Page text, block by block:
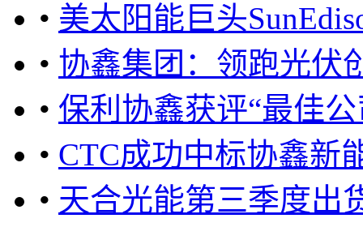
• 美太阳能巨头
• 协鑫集团：领跑光伏
• 保利协鑫获评“最佳
• CTC成功中标协鑫新
• 天合光能第三季度出